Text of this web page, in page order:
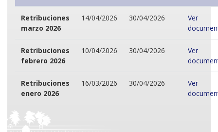
Retribuciones
marzo 2026
14/04/2026 30/04/2026
Ver
Retribuciones
febrero 2026
10/04/2026 30/04/2026
Ver
Retribuciones
enero 2026
16/03/2026 30/04/2026
Ver